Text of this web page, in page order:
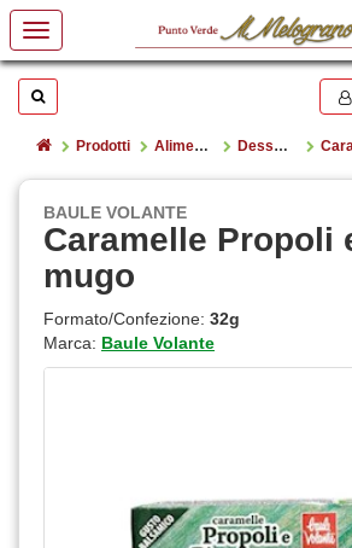
Cerca
HomeProdotti Alimentazione Dessert, caramelle e snack dolci
BAULE VOLANTE
Caramelle Propoli
mugo
Formato/Confezione: 32g
Marca: Baule Volante